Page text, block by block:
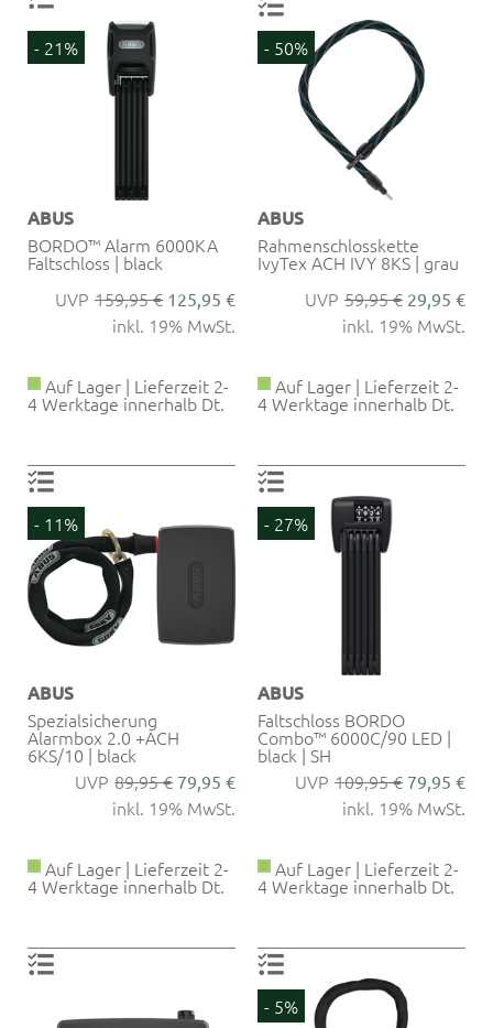
- 21%
ABUS
BORDO™ Alarm 6000KA
Faltschloss | black
159,95 € 125,95 €
inkl. 19% MwSt.
Auf Lager | Lieferzeit 2-
4 Werktage innerhalb Dt.
- 50%
ABUS
Rahmenschlosskette
IvyTex ACH IVY 8KS | grau
59,95 € 29,95 €
inkl. 19% MwSt.
Auf Lager | Lieferzeit 2-
4 Werktage innerhalb Dt.
- 11%
ABUS
Spezialsicherung
Alarmbox 2.0 +ACH
6KS/10 | black
89,95 € 79,95 €
inkl. 19% MwSt.
Auf Lager | Lieferzeit 2-
4 Werktage innerhalb Dt.
- 27%
ABUS
Faltschloss BORDO
Combo™ 6000C/90 LED |
black | SH
109,95 € 79,95 €
inkl. 19% MwSt.
Auf Lager | Lieferzeit 2-
4 Werktage innerhalb Dt.
- 5%